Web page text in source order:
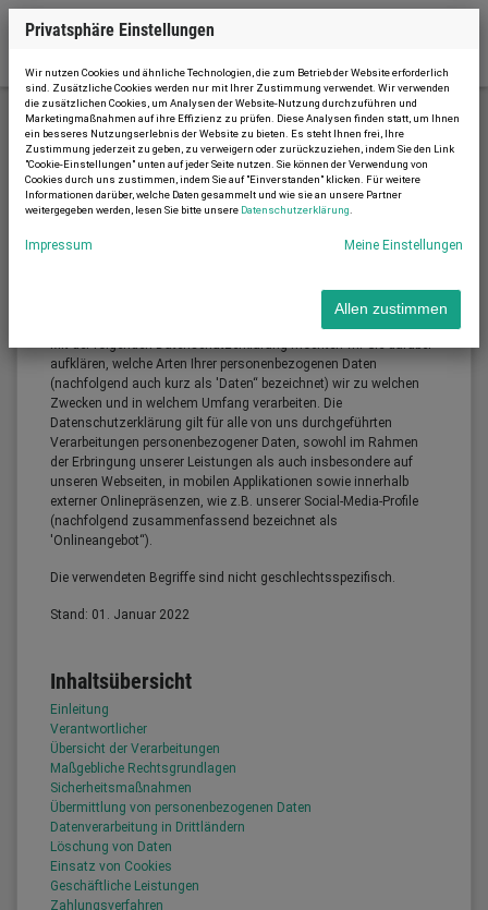
Datenschutzerklärung
Mit der folgenden Datenschutzerklärung möchten wir Sie darüber
aufklären, welche Arten Ihrer personenbezogenen Daten
(nachfolgend auch kurz als 'Daten“ bezeichnet) wir zu welchen
Zwecken und in welchem Umfang verarbeiten. Die
Datenschutzerklärung gilt für alle von uns durchgeführten
Verarbeitungen personenbezogener Daten, sowohl im Rahmen
der Erbringung unserer Leistungen als auch insbesondere auf
unseren Webseiten, in mobilen Applikationen sowie innerhalb
externer Onlinepräsenzen, wie z.B. unserer Social-Media-Profile
(nachfolgend zusammenfassend bezeichnet als
'Onlineangebot“).
Die verwendeten Begriffe sind nicht geschlechtsspezifisch.
Stand: 01. Januar 2022
Inhaltsübersicht
Einleitung
Verantwortlicher
Übersicht der Verarbeitungen
Maßgebliche Rechtsgrundlagen
Sicherheitsmaßnahmen
Übermittlung von personenbezogenen Daten
Datenverarbeitung in Drittländern
Löschung von Daten
Einsatz von Cookies
Geschäftliche Leistungen
Zahlungsverfahren
Privatsphäre Einstellungen
Wir nutzen Cookies und ähnliche Technologien, die zum Betrieb der Website erforderlich
sind. Zusätzliche Cookies werden nur mit Ihrer Zustimmung verwendet. Wir verwenden
die zusätzlichen Cookies, um Analysen der Website-Nutzung durchzuführen und
Marketingmaßnahmen auf ihre Effizienz zu prüfen. Diese Analysen finden statt, um Ihnen
ein besseres Nutzungserlebnis der Website zu bieten. Es steht Ihnen frei, Ihre
Zustimmung jederzeit zu geben, zu verweigern oder zurückzuziehen, indem Sie den Link
"Cookie-Einstellungen" unten auf jeder Seite nutzen. Sie können der Verwendung von
Cookies durch uns zustimmen, indem Sie auf "Einverstanden" klicken. Für weitere
Informationen darüber, welche Daten gesammelt und wie sie an unsere Partner
weitergegeben werden, lesen Sie bitte unsere Datenschutzerklärung
Impressum Meine Einstellungen
Allen zustimmen